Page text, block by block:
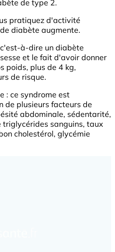
de type 2.
pratiquez d'activité
diabète augmente.
à-dire un diabète
et le fait d'avoir donner
poids, plus de 4 kg,
de risque.
: ce syndrome est
de plusieurs facteurs de
abdominale, sédentarité,
sanguins, taux
cholestérol, glycémie